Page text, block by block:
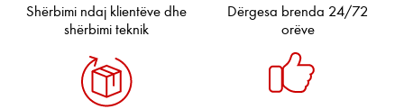
Shërbimi ndaj klientëve dhe
shërbimi teknik
Dërgesa brenda 24/72
orëve